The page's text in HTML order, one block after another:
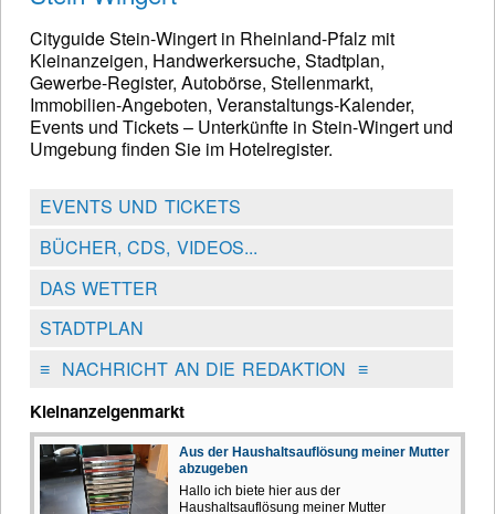
Cityguide Stein-Wingert in Rheinland-Pfalz mit
Kleinanzeigen, Handwerkersuche, Stadtplan,
Gewerbe-Register, Autobörse, Stellenmarkt,
Immobilien-Angeboten, Veranstaltungs-Kalender,
Events und Tickets – Unterkünfte in Stein-Wingert und
Umgebung finden Sie im Hotelregister.
EVENTS UND TICKETS
BÜCHER, CDS, VIDEOS...
DAS WETTER
STADTPLAN
≡NACHRICHT AN DIE REDAKTION ≡
Kleinanzeigenmarkt
Aus der Haushaltsauflösung meiner Mutter
abzugeben
Hallo ich biete hier aus der
Haushaltsauflösung meiner Mutter